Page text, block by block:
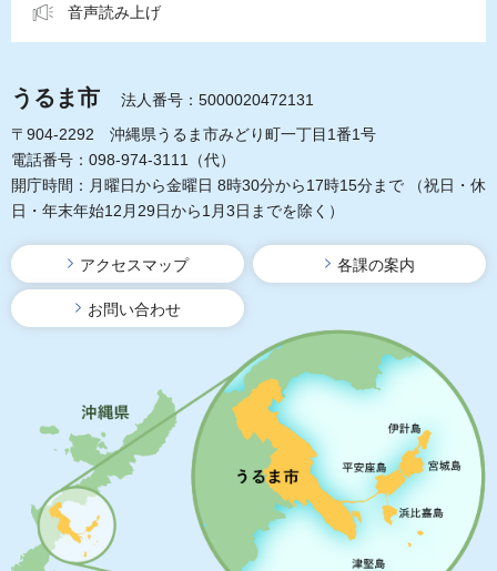
音声読み上げ
うるま市
法人番号：5000020472131
〒904-2292 沖縄県うるま市みどり町一丁目1番1号
電話番号：098-974-3111（代）
開庁時間：月曜日から金曜日 8時30分から17時15分まで
（祝日・休
日・年末年始12月29日から1月3日までを除く）
アクセスマップ 各課の案内
お問い合わせ